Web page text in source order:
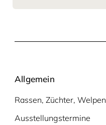
Allgemein
Rassen, Züchter, Welpen
Ausstellungstermine